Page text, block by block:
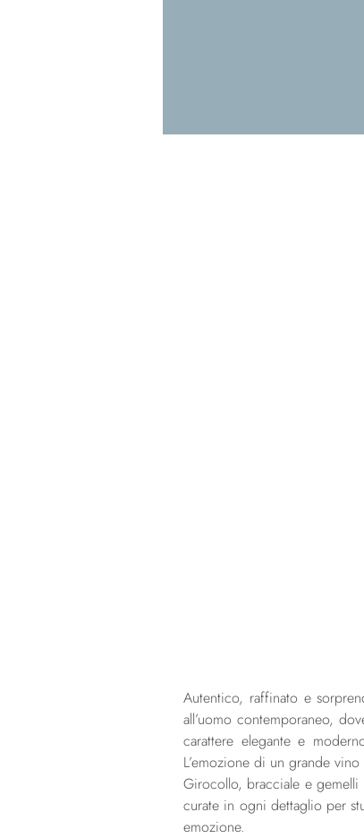
Autentico, raffinato e
all’uomo contemporaneo,
carattere elegante e
L’emozione di un grande
Girocollo, bracciale e
curate in ogni dettaglio per
emozione.